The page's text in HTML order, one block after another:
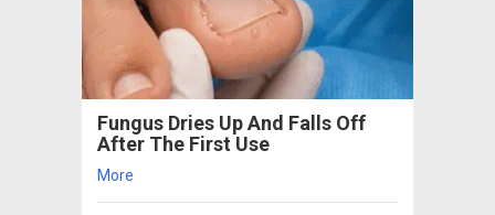
Fungus Dries Up And Falls Off
After The First Use
More